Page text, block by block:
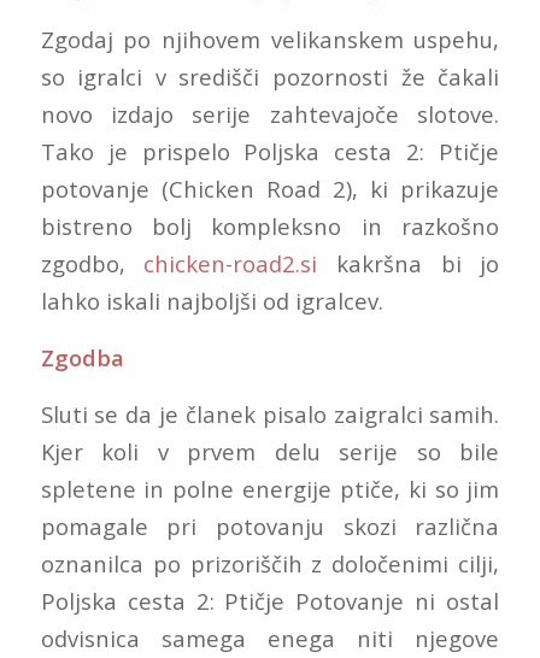
Zgodaj po njihovem velikanskem uspehu,
so igralci v središči pozornosti že čakali
novo izdajo serije zahtevajoče slotove.
Tako je prispelo Poljska cesta 2: Ptičje
potovanje (Chicken Road 2), ki prikazuje
bistreno bolj kompleksno in razkošno
zgodbo, chicken-road2.si kakršna bi jo
lahko iskali najboljši od igralcev.
Zgodba
Sluti se da je članek pisalo zaigralci samih.
Kjer koli v prvem delu serije so bile
spletene in polne energije ptiče, ki so jim
pomagale pri potovanju skozi različna
oznanilca po prizoriščih z določenimi cilji,
Poljska cesta 2: Ptičje Potovanje ni ostal
odvisnica samega enega niti njegove